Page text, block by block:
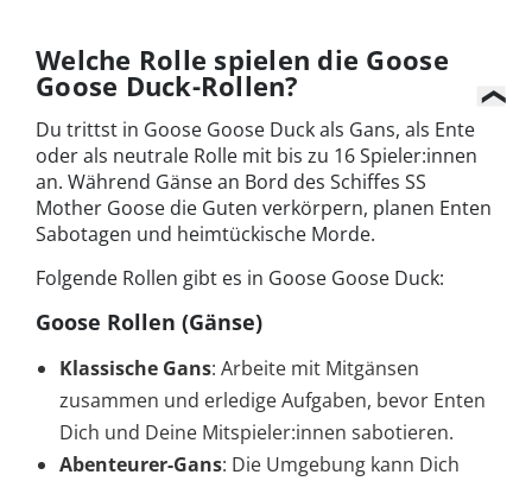
Welche Rolle spielen die Goose
Goose Duck-Rollen?
Du trittst in Goose Goose Duck als Gans, als Ente
oder als neutrale Rolle mit bis zu 16 Spieler:innen
an. Während Gänse an Bord des Schiffes SS
Mother Goose die Guten verkörpern, planen Enten
Sabotagen und heimtückische Morde.
Folgende Rollen gibt es in Goose Goose Duck:
Goose Rollen (Gänse)
Klassische Gans: Arbeite mit Mitgänsen
zusammen und erledige Aufgaben, bevor Enten
Dich und Deine Mitspieler:innen sabotieren.
Abenteurer-Gans: Die Umgebung kann Dich